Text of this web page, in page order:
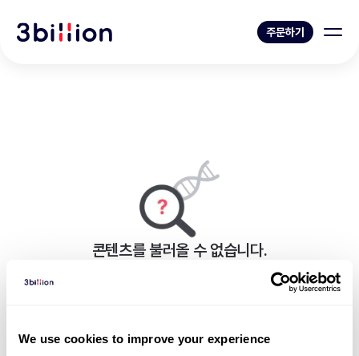
We use cookies to improve your experience
주문하기
콘텐츠를 불러올 수 없습니다.